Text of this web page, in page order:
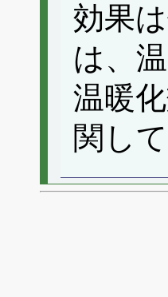
効果
は、
温暖
関し